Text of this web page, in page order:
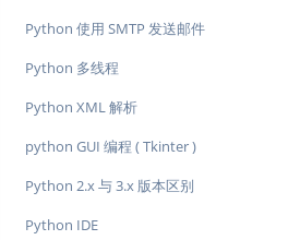
Python 使用 SMTP 发送邮件
Python 多线程
Python XML 解析
python GUI 编程 ( Tkinter )
Python 2.x 与 3​​.x 版本区别
Python IDE